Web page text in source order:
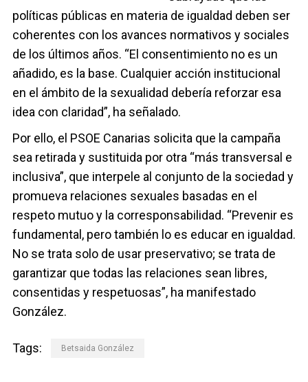
políticas públicas en materia de igualdad deben ser
coherentes con los avances normativos y sociales
de los últimos años. “El consentimiento no es un
añadido, es la base. Cualquier acción institucional
en el ámbito de la sexualidad debería reforzar esa
idea con claridad”, ha señalado.
Por ello, el PSOE Canarias solicita que la campaña
sea retirada y sustituida por otra “más transversal e
inclusiva”, que interpele al conjunto de la sociedad y
promueva relaciones sexuales basadas en el
respeto mutuo y la corresponsabilidad. “Prevenir es
fundamental, pero también lo es educar en igualdad.
No se trata solo de usar preservativo; se trata de
garantizar que todas las relaciones sean libres,
consentidas y respetuosas”, ha manifestado
González.
Tags: Betsaida González